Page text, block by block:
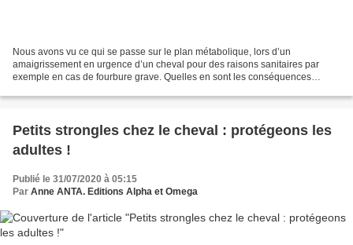
Nous avons vu ce qui se passe sur le plan métabolique, lors d’un
amaigrissement en urgence d’un cheval pour des raisons sanitaires par
exemple en cas de fourbure grave. Quelles en sont les conséquences
Petits strongles chez le cheval : protégeons les
adultes !
Publié le 31/07/2020 à 05:15
Par Anne ANTA. Editions Alpha et Omega